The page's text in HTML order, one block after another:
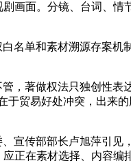
面。分镜、台词、情
单和素材溯源存案机
著做权法只独创性表
于贸易好处冲突，出来
传部部长卢旭萍引见
正在素材选择、内容编